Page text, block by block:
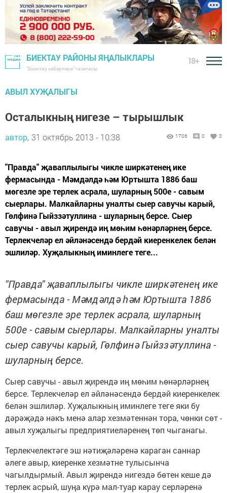
БИЕКТАУ РАЙОНЫ ЯҢАЛЫКЛАРЫ
"Биектау хәбәрләре" газетасы
18+
АВЫЛ ХУҖАЛЫГЫ
Осталыкның нигезе – тырышлык
автор, 31 октябрь 2013 - 10:38 1706 0 0
"Правда" җаваплылыгы чикле ширкәтенең ике
фермасында - Мәмдәлдә һәм Юртышта 1886 баш
мөгезле эре терлек асрала, шуларның 500е - савым
сыерлары. Малкайларны уналты сыер савучы карый,
Гөлфинә Гыйззәтуллина - шуларның берсе. Сыер
савучы - авыл җирендә иң мөһим һөнәрләрнең берсе.
Терлекчеләр ел әйләнәсендә бердәй киеренкелек белән
эшлиләр. Хуҗалыкның иминлеге теге...
"Правда" җаваплылыгы чикле ширкәтенең ике
фермасында - Мәмдәлдә һәм Юртышта 1886
баш мөгезле эре терлек асрала, шуларның
500е - савым сыерлары. Малкайларны уналты
сыер савучы карый, Гөлфинә Гыйззәтуллина -
шуларның берсе.
Сыер савучы - авыл җирендә иң мөһим һөнәрләрнең
берсе. Терлекчеләр ел әйләнәсендә бердәй киеренкелек
белән эшлиләр. Хуҗалыкның иминлеге теге яки бу
дәрәҗәдә нәкъ менә алар хезмәтеннән тора, чөнки сөт -
авыл хуҗалыгы предприятиеләренең төп чыганагы.
Терлекчелектәге эш нәтиҗәләренә караган саннар
әлеге авыр, киеренке хезмәтне тулысынча
чагылдырмый. Авыл җирендә нигездә бөтен кеше дә
терлек асрый, шуңа күрә мал-туар карау серләренә